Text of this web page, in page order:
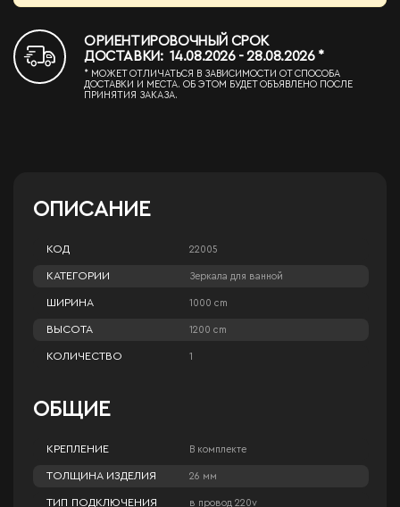
ОРИЕНТИРОВОЧНЫЙ СРОК
ДОСТАВКИ: 14.08.2026 - 28.08.2026 *
* МОЖЕТ ОТЛИЧАТЬСЯ В ЗАВИСИМОСТИ ОТ СПОСОБА
ДОСТАВКИ И МЕСТА. ОБ ЭТОМ БУДЕТ ОБЪЯВЛЕНО ПОСЛЕ
ПРИНЯТИЯ ЗАКАЗА.
ОПИСАНИЕ
КОД 22005
КАТЕГОРИИ Зеркала для ванной
ШИРИНА 1000 cm
ВЫСОТА 1200 cm
КОЛИЧЕСТВО 1
ОБЩИЕ
КРЕПЛЕНИЕ В комплекте
ТОЛЩИНА ИЗДЕЛИЯ 26 мм
ТИП ПОДКЛЮЧЕНИЯ в провод 220v